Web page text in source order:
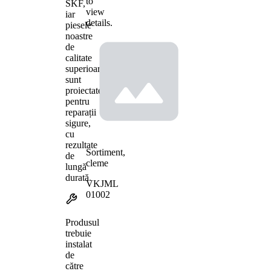
SKF,
iar
piesele
noastre
de
calitate
superioară
sunt
proiectate
pentru
reparații
sigure,
cu
rezultate
de
lungă
durată.
Produsul
trebuie
instalat
de
către
view
details.
Sortiment,
cleme
VKJML
01002